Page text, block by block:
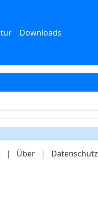
Downloads
| Über | Datenschutz